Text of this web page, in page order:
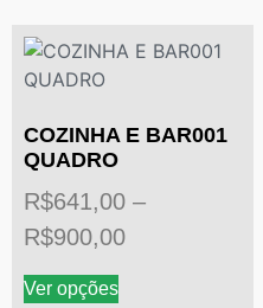
COZINHA E BAR001
QUADRO
R$641,00 –
R$900,00
Ver opções